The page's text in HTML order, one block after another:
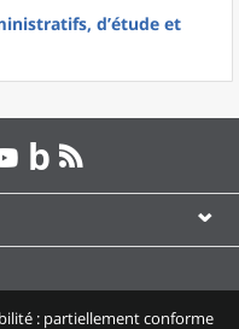
d’étude et
: partiellement conforme